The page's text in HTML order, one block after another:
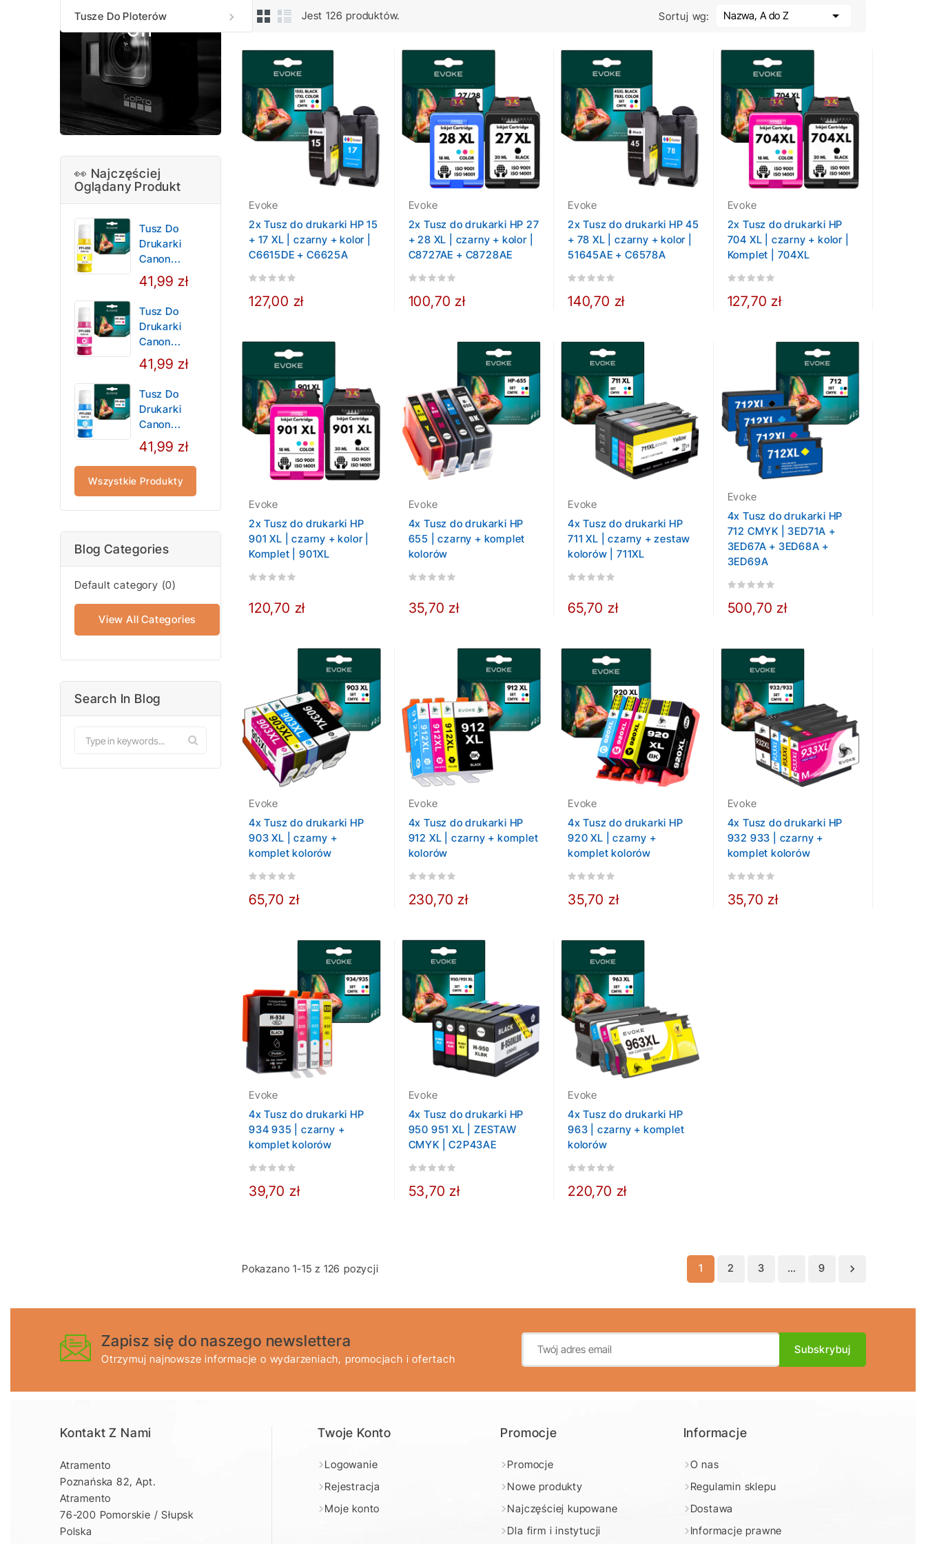

Tusze Do Ploterów
Flats Upto 60%
Off
👀 Najczęściej
Oglądany Produkt
Tusz Do
Drukarki
Canon...
41,99 zł
Tusz Do
Drukarki
Canon...
41,99 zł
Tusz Do
Drukarki
Canon...
41,99 zł
Wszystkie Produkty
Blog Categories
Default category (0)
View All Categories
Search In Blog
Jest 126 produktów. Sortuj wg: Nazwa, A do Z 
Evoke
2x Tusz do drukarki HP 15
+ 17 XL | czarny + kolor |
C6615DE + C6625A
127,00 zł
Evoke
2x Tusz do drukarki HP 27
+ 28 XL | czarny + kolor |
C8727AE + C8728AE
100,70 zł
Evoke
2x Tusz do drukarki HP 45
+ 78 XL | czarny + kolor |
51645AE + C6578A
140,70 zł
Evoke
2x Tusz do drukarki HP
704 XL | czarny + kolor |
Komplet | 704XL
127,70 zł
Evoke
2x Tusz do drukarki HP
901 XL | czarny + kolor |
Komplet | 901XL
120,70 zł
Evoke
4x Tusz do drukarki HP
655 | czarny + komplet
kolorów
35,70 zł
Evoke
4x Tusz do drukarki HP
711 XL | czarny + zestaw
kolorów | 711XL
65,70 zł
Evoke
4x Tusz do drukarki HP
712 CMYK | 3ED71A +
3ED67A + 3ED68A +
3ED69A
500,70 zł
Evoke
4x Tusz do drukarki HP
903 XL | czarny +
komplet kolorów
65,70 zł
Evoke
4x Tusz do drukarki HP
912 XL | czarny + komplet
kolorów
230,70 zł
Evoke
4x Tusz do drukarki HP
920 XL | czarny +
komplet kolorów
35,70 zł
Evoke
4x Tusz do drukarki HP
932 933 | czarny +
komplet kolorów
35,70 zł
Evoke
4x Tusz do drukarki HP
934 935 | czarny +
komplet kolorów
39,70 zł
Evoke
4x Tusz do drukarki HP
950 951 XL | ZESTAW
CMYK | C2P43AE
53,70 zł
Evoke
4x Tusz do drukarki HP
963 | czarny + komplet
kolorów
220,70 zł
Pokazano 1-15 z 126 pozycji 1 2 3 … 9 
Zapisz się do naszego newslettera
Otrzymuj najnowsze informacje o wydarzeniach, promocjach i ofertach
Kontakt Z Nami
Atramento
Poznańska 82, Apt.
Atramento
76-200 Pomorskie / Słupsk
Polska
Twoje Konto
Logowanie
Rejestracja
Moje konto
Promocje
Promocje
Nowe produkty
Najczęściej kupowane
Dla firm i instytucji
Informacje
O nas
Regulamin sklepu
Dostawa
Informacje prawne